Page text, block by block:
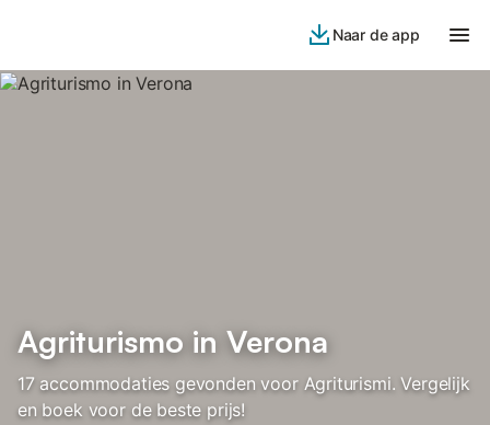
Naar de app
Agriturismo in Verona
17 accommodaties gevonden voor Agriturismi. Vergelijk
en boek voor de beste prijs!